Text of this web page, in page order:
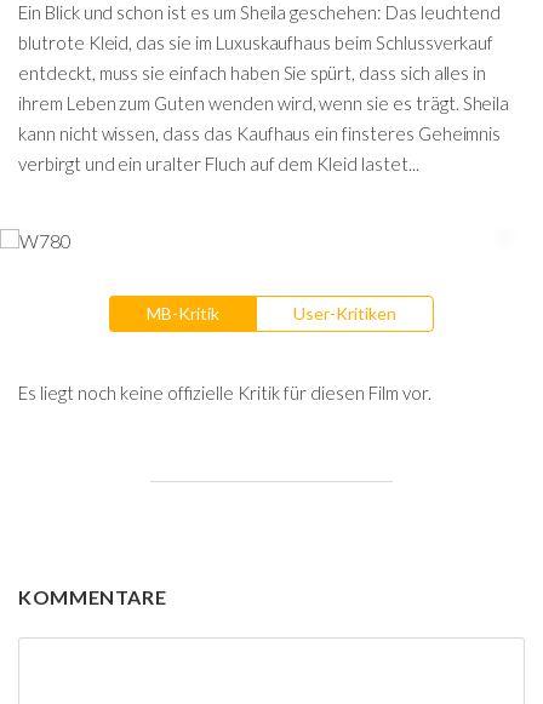
Ein Blick und schon ist es um Sheila geschehen: Das leuchtend
blutrote Kleid, das sie im Luxuskaufhaus beim Schlussverkauf
entdeckt, muss sie einfach haben Sie spürt, dass sich alles in
ihrem Leben zum Guten wenden wird, wenn sie es trägt. Sheila
kann nicht wissen, dass das Kaufhaus ein finsteres Geheimnis
verbirgt und ein uralter Fluch auf dem Kleid lastet...
MB-Kritik User-Kritiken
Es liegt noch keine offizielle Kritik für diesen Film vor.
KOMMENTARE